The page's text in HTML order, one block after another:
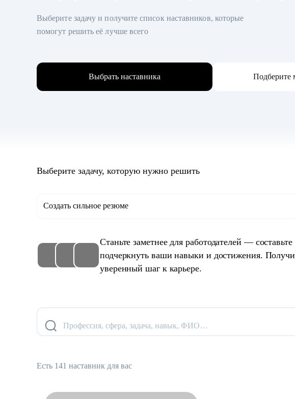
Выберите задачу и получите список наставников, которые
помогут решить её лучше всего
Выбрать наставника Подберите
Выберите задачу, которую нужно решить
Создать сильное резюме
Станьте заметнее для работодателей —
подчеркнуть ваши навыки и достижения.
уверенный шаг к карьере.
Профессия, сфера, задача, навык, ФИО…
Есть 141 наставник для вас